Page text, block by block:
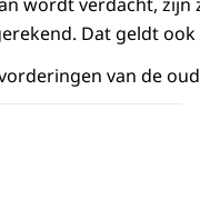
Dat geldt
van de